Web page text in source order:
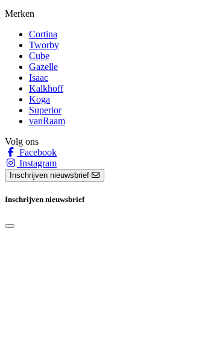
Merken
Cortina
Tworby
Cube
Gazelle
Isaac
Kalkhoff
Koga
Superior
vanRaam
Volg ons
Facebook
Instagram
Inschrijven nieuwsbrief
Inschrijven nieuwsbrief